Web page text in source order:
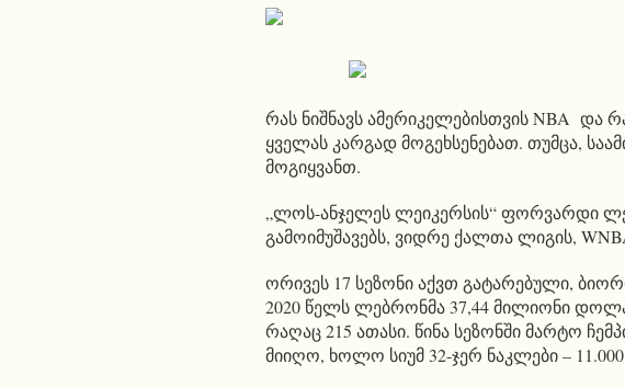
რას ნიშნავს ამერიკელებისთვის NBA
ყველას კარგად მოგეხსენებათ. თუმცა,
მოგიყვანთ.
„ლოს-ანჯელეს ლეიკერსის“ ფორვარდი
გამოიმუშავებს, ვიდრე ქალთა ლიგის,
ორივეს 17 სეზონი აქვთ გატარებული,
2020 წელს ლებრონმა 37,44 მილიონი
რაღაც 215 ათასი. წინა სეზონში მარტო
მიიღო, ხოლო სიუმ 32-ჯერ ნაკლები –